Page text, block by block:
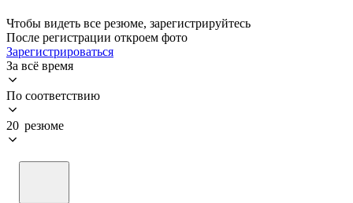
Чтобы видеть все резюме, зарегистрируйтесь
После регистрации откроем фото
Зарегистрироваться
За всё время
По соответствию
20 резюме